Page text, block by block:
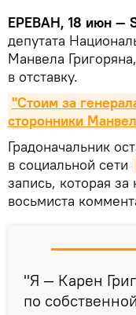
ЕРЕВАН, 18 июн —
депутата
Манвела
в отставку.
"Стоим за
сторонники
Градоначальник
в социальной сети
запись, которая
восьмиста
"Я — Карен
по